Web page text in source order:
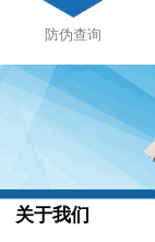
防伪查询
关于我们